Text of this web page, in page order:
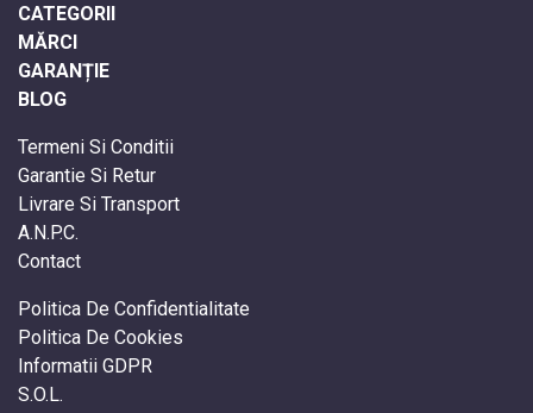
CATEGORII
MĂRCI
GARANȚIE
BLOG
Termeni Si Conditii
Garantie Si Retur
Livrare Si Transport
A.N.P.C.
Contact
Politica De Confidentialitate
Politica De Cookies
Informatii GDPR
S.O.L.